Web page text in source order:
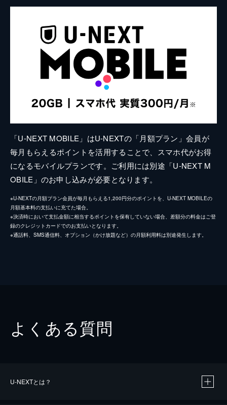
「U-NEXT MOBILE」はU-NEXTの「月額プラン」会員が
毎月もらえるポイントを活用することで、スマホ代がお得
になるモバイルプランです。ご利用には別途「U-NEXT M
OBILE」のお申し込みが必要となります。
※U-NEXTの月額プラン会員が毎月もらえる1,200円分のポイントを、U-NEXT MOBILEの
月額基本料の支払いに充てた場合。
※決済時において支払金額に相当するポイントを保有していない場合、差額分の料金はご登
録のクレジットカードでのお支払いとなります。
※通話料、SMS通信料、オプション（かけ放題など）の月額利用料は別途発生します。
よくある質問
U-NEXTとは？